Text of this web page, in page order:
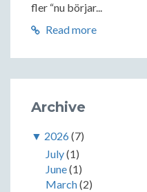
fler “nu börjar...
Read more
Archive
▼ 2026(7)
July(1)
June(1)
March(2)